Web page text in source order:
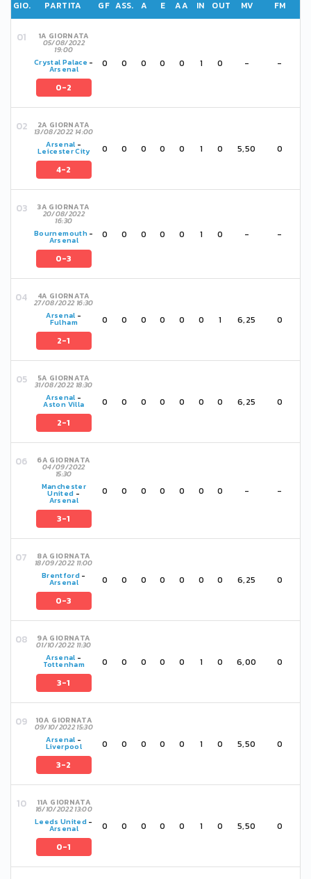
GIO. PARTITA GF ASS. A E AA IN OUT MV FM
1A GIORNATA
05/08/2022
19:00
Crystal Palace -
Arsenal
0-2
0 0 0 0 0 1 0 - -
2A GIORNATA
13/08/2022 14:00
Arsenal -
Leicester City
4-2
0 0 0 0 0 1 0 5,50 0
3A GIORNATA
20/08/2022
16:30
Bournemouth-
Arsenal
0-3
0 0 0 0 0 1 0 - -
4A GIORNATA
27/08/2022 16:30
Arsenal -
Fulham
2-1
0 0 0 0 0 0 1 6,25 0
5A GIORNATA
31/08/2022 18:30
Arsenal -
Aston Villa
2-1
0 0 0 0 0 0 0 6,25 0
6A GIORNATA
04/09/2022
15:30
Manchester
United -
Arsenal
3-1
0 0 0 0 0 0 0 - -
8A GIORNATA
18/09/2022 11:00
Brentford -
Arsenal
0-3
0 0 0 0 0 0 0 6,25 0
9A GIORNATA
01/10/2022 11:30
Arsenal -
Tottenham
3-1
0 0 0 0 0 1 0 6,00 0
10A GIORNATA
09/10/2022 15:30
Arsenal -
Liverpool
3-2
0 0 0 0 0 1 0 5,50 0
11A GIORNATA
16/10/2022 13:00
Leeds United -
Arsenal
0-1
0 0 0 0 0 1 0 5,50 0